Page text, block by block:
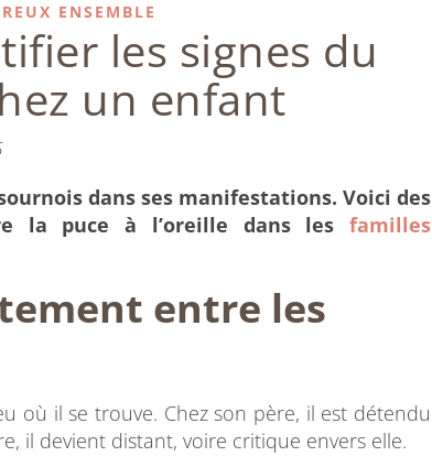
ENSEMBLE
les signes du
un enfant
dans ses manifestations. Voici des
la puce à l’oreille dans les familles
entre les
où il se trouve. Chez son père, il est détendu
il devient distant, voire critique envers elle.